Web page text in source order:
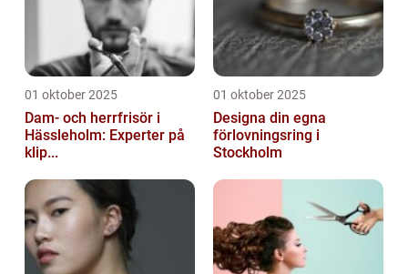
01 oktober 2025
Dam- och herrfrisör i
Hässleholm: Experter på
klip...
01 oktober 2025
Designa din egna
förlovningsring i
Stockholm